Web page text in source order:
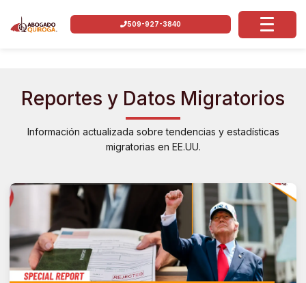
509-927-3840
Reportes y Datos Migratorios
Información actualizada sobre tendencias y estadísticas
migratorias en EE.UU.